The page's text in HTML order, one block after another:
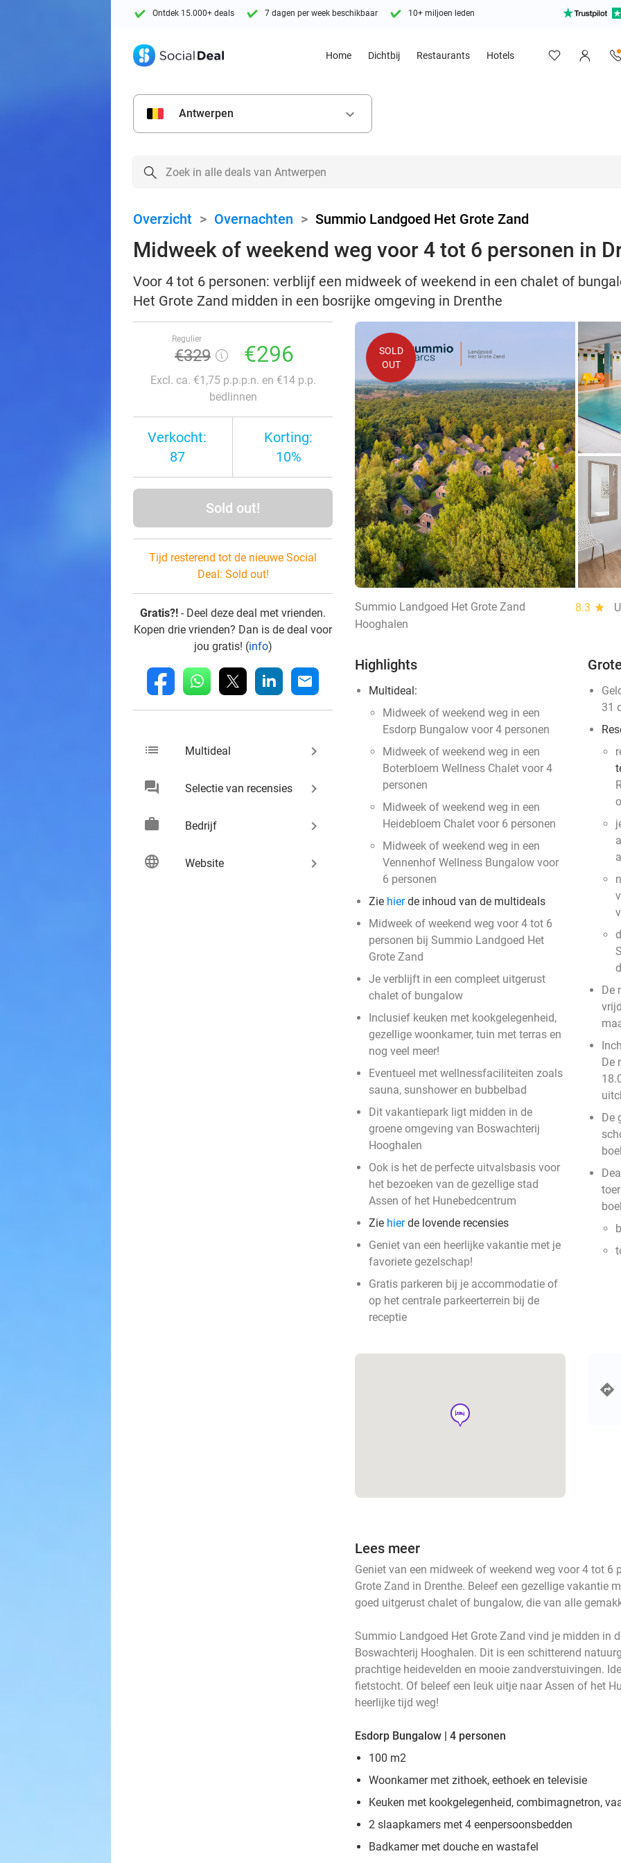
Ontdek 15.000+ deals 7 dagen per week beschikbaar 10+ miljoen leden
Home Dichtbij Restaurants Hotels
Antwerpen keyboard_arrow_down
Overzicht > Overnachten > Summio Landgoed Het Grote Zand
Midweek of weekend weg voor 4 tot 6 personen in
Voor 4 tot 6 personen: verblijf een midweek of weekend in een chalet of
Het Grote Zand midden in een bosrijke omgeving in Drenthe
Regulier
€329 €296
Excl. ca. €1,75 p.p.p.n. en €14 p.p.
bedlinnen
Verkocht:
87
Korting:
10%
Sold out!
Tijd resterend tot de nieuwe Social
Deal: Sold out!
Gratis?! - Deel deze deal met vrienden.
Kopen drie vrienden? Dan is de deal voor
jou gratis! (info)
fb whatsapp linkedin mail
list Multideal keyboard_arrow_right
chat Selectie van recensies keyboard_arrow_right
work Bedrijf keyboard_arrow_right
language Website keyboard_arrow_right
SOLD
OUT
Summio Landgoed Het Grote Zand 8.3 star
Hooghalen
Highlights
Multideal:
Midweek of weekend weg in een
Esdorp Bungalow voor 4 personen
Midweek of weekend weg in een
Boterbloem Wellness Chalet voor 4
personen
Midweek of weekend weg in een
Heidebloem Chalet voor 6 personen
Midweek of weekend weg in een
Vennenhof Wellness Bungalow voor
6 personen
Zie hierde inhoud van de multideals
Midweek of weekend weg voor 4 tot 6
personen bij Summio Landgoed Het
Grote Zand
Je verblijft in een compleet uitgerust
chalet of bungalow
Inclusief keuken met kookgelegenheid,
gezellige woonkamer, tuin met terras en
nog veel meer!
Eventueel met wellnessfaciliteiten zoals
sauna, sunshower en bubbelbad
Dit vakantiepark ligt midden in de
groene omgeving van Boswachterij
Hooghalen
Ook is het de perfecte uitvalsbasis voor
het bezoeken van de gezellige stad
Assen of het Hunebedcentrum
Zie hierde lovende recensies
Geniet van een heerlijke vakantie met je
favoriete gezelschap!
Gratis parkeren bij je accommodatie of
op het centrale parkeerterrein bij de
receptie
31
De
De
De
hotel
Lees meer
Geniet van een midweek of weekend weg voor 4 tot
Grote Zand in Drenthe. Beleef een gezellige vakantie
goed uitgerust chalet of bungalow, die van alle
Summio Landgoed Het Grote Zand vind je midden in
Boswachterij Hooghalen. Dit is een schitterend
prachtige heidevelden en mooie zandverstuivingen.
fietstocht. Of beleef een leuk uitje naar Assen of het
heerlijke tijd weg!
Esdorp Bungalow | 4 personen
100 m2
Woonkamer met zithoek, eethoek en televisie
Keuken met kookgelegenheid, combimagnetron,
2 slaapkamers met 4 eenpersoonsbedden
Badkamer met douche en wastafel